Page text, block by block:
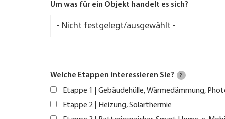
Um was für ein Objekt handelt es sich?
Welche Etappen interessieren Sie? ?
Etappe 1 | Gebäudehülle, Wärmedämmung,
Etappe 2 | Heizung, Solarthermie